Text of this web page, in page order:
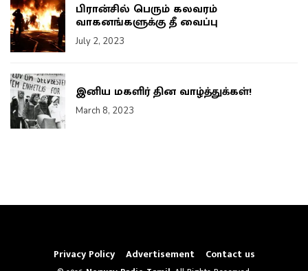
பிரான்சில் பெரும் கலவரம்
வாகனங்களுக்கு தீ வைப்பு
July 2, 2023
இனிய மகளிர் தின வாழ்த்துக்கள்!
March 8, 2023
Privacy Policy Advertisement Contact us